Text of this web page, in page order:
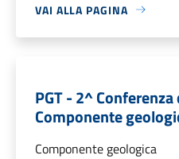
VAI ALLA PAGINA
PGT - 2^
Componente
Componente geologica